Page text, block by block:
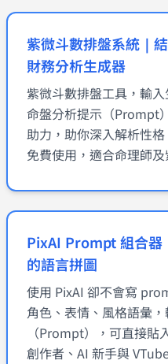
紫微斗數排盤系統｜
財務分析生成器
紫微斗數排盤工具，輸
命盤分析提示（Prompt
助力，助你深入解析性
免費使用，適合命理師及
PixAI Prompt 組合器
的語言拼圖
使用 PixAI 卻不會寫
角色、表情、風格語彙
（Prompt），可直接貼
創作者、AI 新手與